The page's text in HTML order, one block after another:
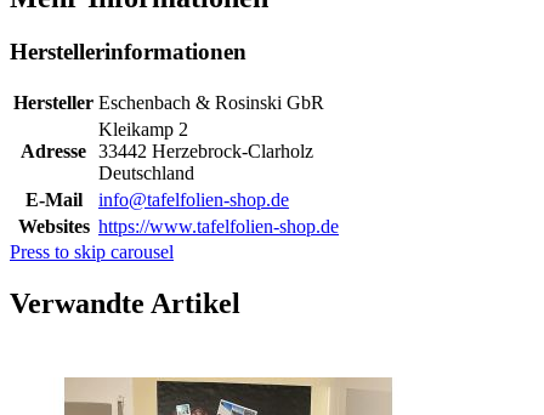
Herstellerinformationen
Hersteller Eschenbach & Rosinski GbR
Adresse
Kleikamp 2
33442 Herzebrock-Clarholz
Deutschland
E-Mail
info@tafelfolien-shop.de
Websites https://www.tafelfolien-shop.de
Press to skip carousel
Verwandte Artikel